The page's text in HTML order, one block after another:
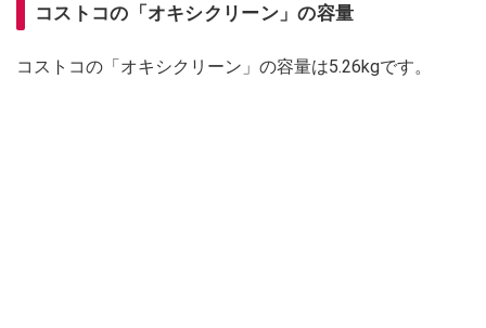
コストコの「オキシクリーン」の容量
コストコの「オキシクリーン」の容量は5.26kgです。